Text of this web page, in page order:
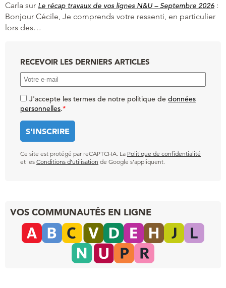
Carla sur Le récap travaux de vos lignes N&U – Septembre 2026 :
Bonjour Cécile, Je comprends votre ressenti, en particulier
lors des…
RECEVOIR LES DERNIERS ARTICLES
J'accepte les termes de notre politique de données
personnelles.*
Ce site est protégé par reCAPTCHA. La Politique de confidentialité
et les Conditions d’utilisation de Google s’appliquent.
VOS COMMUNAUTÉS EN LIGNE